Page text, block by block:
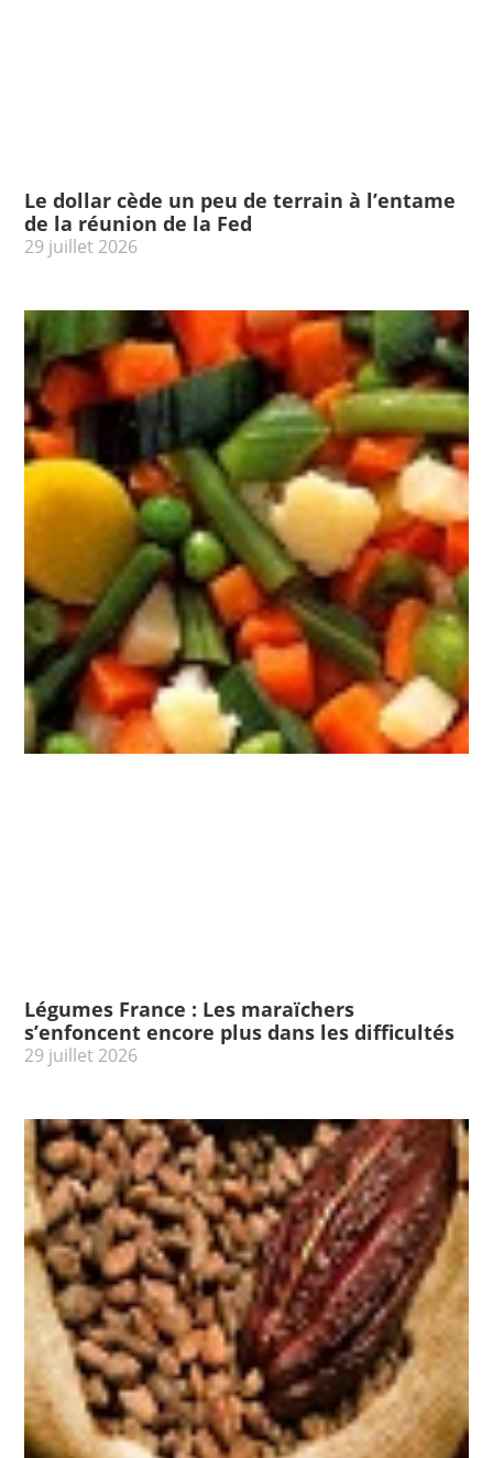
Le dollar cède un peu de terrain à l’entame
de la réunion de la Fed
29 juillet 2026
Légumes France : Les maraïchers
s’enfoncent encore plus dans les difficultés
29 juillet 2026